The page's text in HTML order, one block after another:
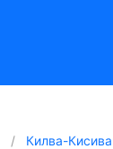
Килва-